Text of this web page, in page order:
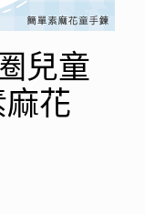
兒童
花